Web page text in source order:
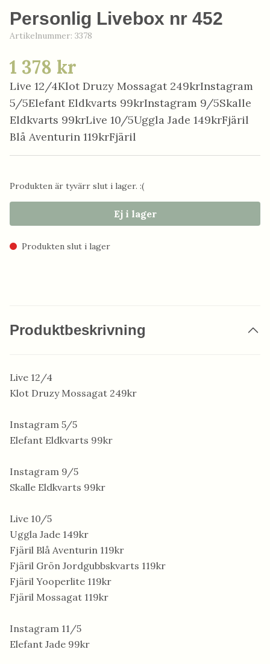
Personlig Livebox nr 452
Artikelnummer: 3378
1 378 kr
Live 12/4Klot Druzy Mossagat 249krInstagram
5/5Elefant Eldkvarts 99krInstagram 9/5Skalle
Eldkvarts 99krLive 10/5Uggla Jade 149krFjäril
Blå Aventurin 119krFjäril
Produkten är tyvärr slut i lager. :(
Ej i lager
Produkten slut i lager
Produktbeskrivning
Live 12/4
Klot Druzy Mossagat 249kr
Instagram 5/5
Elefant Eldkvarts 99kr
Instagram 9/5
Skalle Eldkvarts 99kr
Live 10/5
Uggla Jade 149kr
Fjäril Blå Aventurin 119kr
Fjäril Grön Jordgubbskvarts 119kr
Fjäril Yooperlite 119kr
Fjäril Mossagat 119kr
Instagram 11/5
Elefant Jade 99kr